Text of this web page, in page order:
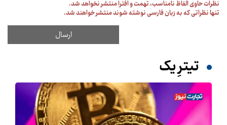
نظرات حاوی الفاظ نامناسب، تهمت و افترا منتشر نخواهد شد.
تنها نظراتی که به زبان فارسی نوشته شوند منتشر خواهند شد.
تیترِ یک